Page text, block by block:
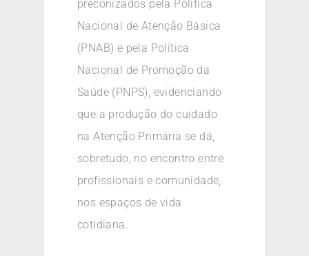
preconizados pela Política
Nacional de Atenção Básica
(PNAB) e pela Política
Nacional de Promoção da
Saúde (PNPS), evidenciando
que a produção do cuidado
na Atenção Primária se dá,
sobretudo, no encontro entre
profissionais e comunidade,
nos espaços de vida
cotidiana.